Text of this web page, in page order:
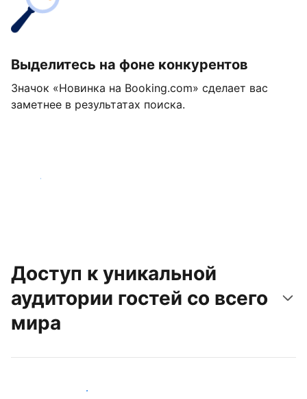
Выделитесь на фоне конкурентов
Значок «Новинка на Booking.com» сделает вас
заметнее в результатах поиска.
Начать
Доступ к уникальной
аудитории гостей со всего
мира
Привлечь новых гостей